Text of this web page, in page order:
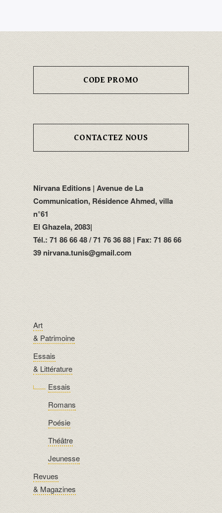
CODE PROMO
CONTACTEZ NOUS
Nirvana Editions | Avenue de La
Communication, Résidence Ahmed, villa
n°61
El Ghazela, 2083|
Tél.: 71 86 66 48 / 71 76 36 88 | Fax: 71 86 66
39 nirvana.tunis@gmail.com
Art
& Patrimoine
Essais
& Littérature
Essais
Romans
Poésie
Théâtre
Jeunesse
Revues
& Magazines